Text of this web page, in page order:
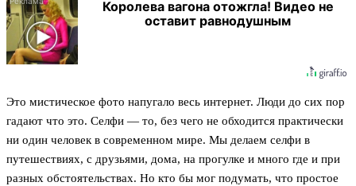
Королева вагона отожгла! Видео не
оставит равнодушным
Это мистическое фото напугало весь интернет. Люди до сих пор
гадают что это. Селфи — то, без чего не обходится практически
ни один человек в современном мире. Мы делаем селфи в
путешествиях, с друзьями, дома, на прогулке и много где и при
разных обстоятельствах. Но кто бы мог подумать, что простое